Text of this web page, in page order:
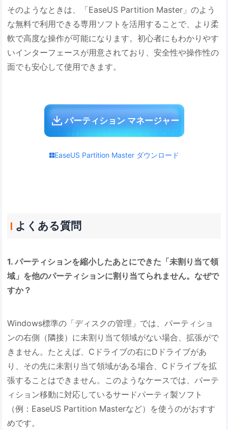
そのようなときは、「EaseUS Partition Master」のよう
な無料で利用できる専用ソフトを活用することで、より柔
軟で高度な操作が可能になります。初心者にもわかりやす
いインターフェースが用意されており、安全性や操作性の
面でも安心して使用できます。
パーティション マネージャー
EaseUS Partition Master ダウンロード
よくある質問
1. パーティションを縮小したあとにできた「未割り当て領
域」を他のパーティションに割り当てられません。なぜで
すか？
Windows標準の「ディスクの管理」では、パーティショ
ンの右側（隣接）に未割り当て領域がない場合、拡張がで
きません。たとえば、Cドライブの右にDドライブがあ
り、その先に未割り当て領域がある場合、Cドライブを拡
張することはできません。このようなケースでは、パーテ
ィション移動に対応しているサードパーティ製ソフト
（例：EaseUS Partition Masterなど）を使うのがおすす
めです。